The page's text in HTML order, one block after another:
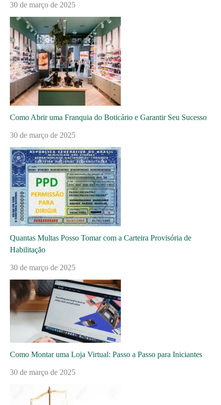
30 de março de 2025
Como Abrir uma Franquia do Boticário e Garantir Seu Sucesso
30 de março de 2025
Quantas Multas Posso Tomar com a Carteira Provisória de
Habilitação
30 de março de 2025
Como Montar uma Loja Virtual: Passo a Passo para Iniciantes
30 de março de 2025